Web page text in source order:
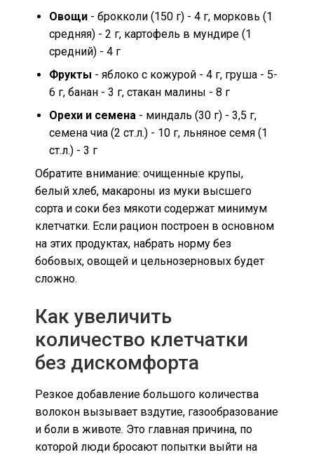
Овощи - брокколи (150 г) - 4 г, морковь (1
средняя) - 2 г, картофель в мундире (1
средний) - 4 г
Фрукты - яблоко с кожурой - 4 г, груша - 5-
6 г, банан - 3 г, стакан малины - 8 г
Орехи и семена - миндаль (30 г) - 3,5 г,
семена чиа (2 ст.л.) - 10 г, льняное семя (1
ст.л.) - 3 г
Обратите внимание: очищенные крупы,
белый хлеб, макароны из муки высшего
сорта и соки без мякоти содержат минимум
клетчатки. Если рацион построен в основном
на этих продуктах, набрать норму без
бобовых, овощей и цельнозерновых будет
сложно.
Как увеличить
количество клетчатки
без дискомфорта
Резкое добавление большого количества
волокон вызывает вздутие, газообразование
и боли в животе. Это главная причина, по
которой люди бросают попытки выйти на